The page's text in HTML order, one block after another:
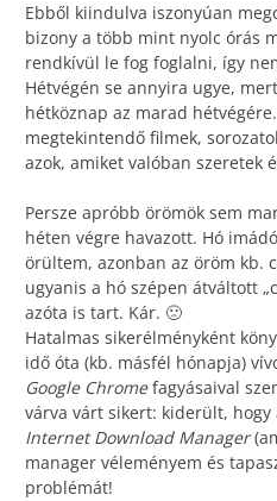
Ebből kiindulva iszonyúan
bizony a több mint nyolc órás
rendkívül le fog foglalni, így
Hétvégén se annyira ugye,
hétköznap az marad
megtekintendő filmek,
azok, amiket valóban szeretek
Persze apróbb örömök sem
héten végre havazott. Hó
örültem, azonban az öröm kb.
ugyanis a hó szépen átváltott
azóta is tart. Kár. 🙁
Hatalmas sikerélményként
idő óta (kb. másfél hónapja)
Google Chromefagyásaival
várva várt sikert: kiderült,
Internet Download Manager
manager véleményem és
problémát!